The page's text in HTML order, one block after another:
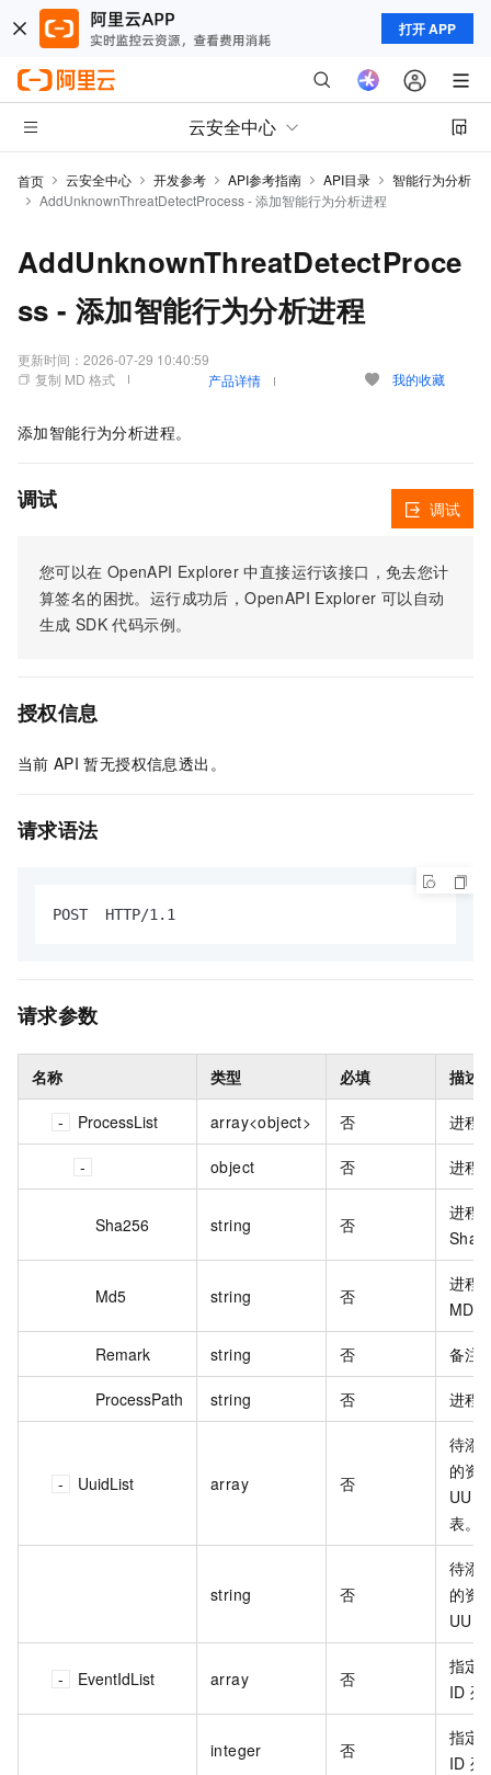
打开 APP
云安全中心
首页 云安全中心 开发参考 API参考指南 API目录
智能行为分析
AddUnknownThreatDetectProcess - 添加智能行为分析进程
AddUnknownThreatDetectProce
ss - 添加智能行为分析进程
更新时间： 2026-07-29 10:40:59
复制 MD 格式
产品详情 我的收藏
添加智能行为分析进程。
调试
您可以在 OpenAPI Explorer 中直接运行该接口，免去您计
算签名的困扰。运行成功后，OpenAPI Explorer 可以自动
生成 SDK 代码示例。
调试
授权信息
当前 API 暂无授权信息透出。
请求语法
POST  HTTP/1.1
请求参数
名称 类型 必填 描述
ProcessList array<object> 否 进程
object 否 进程
Sha256 string 否
进程
Md5 string 否
进程
MD5
Remark string 否 备注
ProcessPath string 否 进程
UuidList array 否
待添
的资
表。
string 否
待添
的资
EventIdList array 否
指定
ID 列
integer 否
指定
ID 列